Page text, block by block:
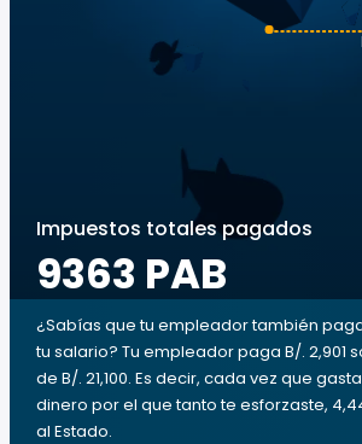
Impuestos totales pagados
9363 PAB
¿Sabías que tu empleador también
tu salario? Tu empleador paga B/. 2,901
de B/. 21,100. Es decir, cada vez que
dinero por el que tanto te esforzaste,
al Estado.